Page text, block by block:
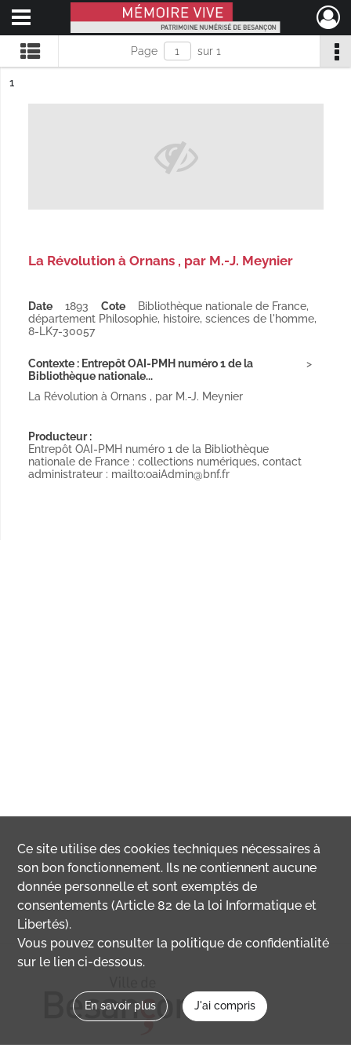
Mémoire Vive patrimoine numérisé de Besançon
Ouvrir le menu déroulant
Page sur 1
n°
1
La Révolution à Ornans , par M.-J. Meynier
Date 1893 Cote
Bibliothèque nationale de France,
département Philosophie, histoire, sciences de l'homme,
8-LK7-30057
Contexte : Entrepôt OAI-PMH numéro 1 de la
Bibliothèque nationale...
La Révolution à Ornans , par M.-J. Meynier
Producteur :
Entrepôt OAI-PMH numéro 1 de la Bibliothèque
nationale de France : collections numériques, contact
administrateur : mailto:oaiAdmin@bnf.fr
Ce site utilise descookies techniques nécessaires à
son bon fonctionnement. Ils ne contiennent aucune
donnée personnelle et sont exemptés de
consentements (Article 82 de la loi Informatique et
Libertés).
Vous pouvez consulter la politique de confidentialité
sur le lien ci-dessous.
En savoir plus J'ai compris